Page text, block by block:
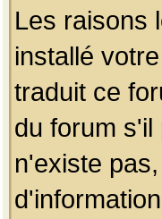
Les raisons
installé
traduit ce
du forum
n'existe